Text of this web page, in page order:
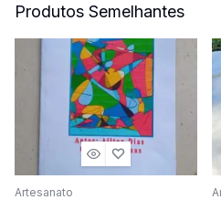
Produtos Semelhantes
Artesanato